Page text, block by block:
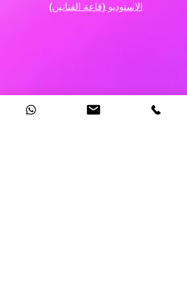
الاستوديو (قاعة الفنانين)